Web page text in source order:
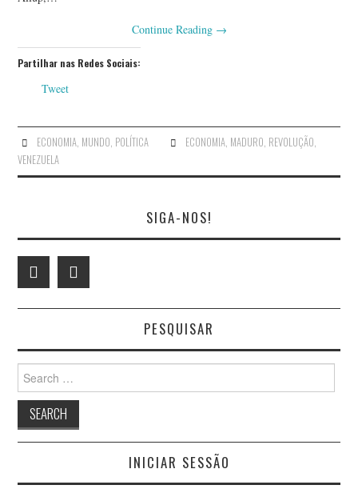
Continue Reading →
Partilhar nas Redes Sociais:
Tweet
ECONOMIA, MUNDO, POLÍTICA ECONOMIA, MADURO, REVOLUÇÃO,
VENEZUELA
SIGA-NOS!
PESQUISAR
Search
for:
INICIAR SESSÃO